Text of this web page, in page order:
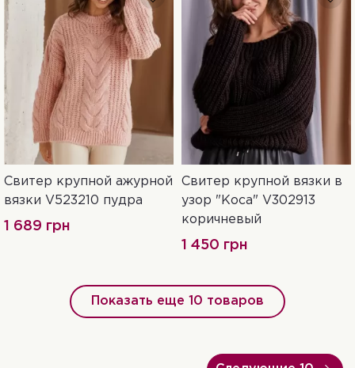
42-46
Свитер крупной ажурной
вязки V523210 пудра
1 689 грн
42-46
Свитер крупной вязки в
узор "Коса" V302913
коричневый
1 450 грн
Показать еще 10 товаров